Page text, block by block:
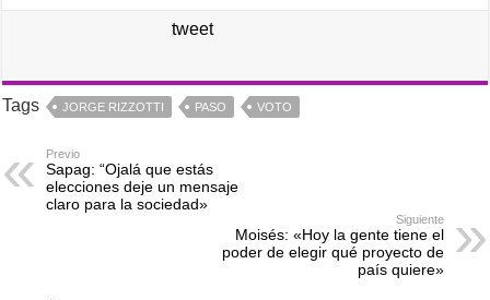
tweet
Tags JORGE RIZZOTTI PASO VOTO
Previo
Sapag: “Ojalá que estás
elecciones deje un mensaje
claro para la sociedad»
Siguiente
Moisés: «Hoy la gente tiene el
poder de elegir qué proyecto de
país quiere»